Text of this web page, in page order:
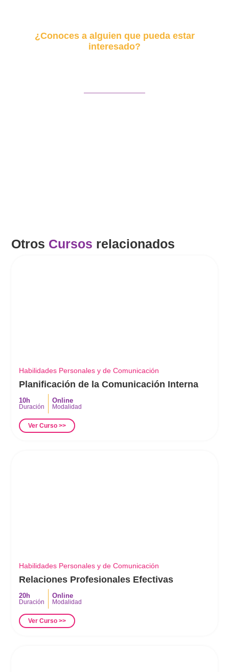
¿Conoces a alguien que pueda estar
interesado?
Otros Cursos relacionados
Habilidades Personales y de Comunicación
Planificación de la Comunicación Interna
10h
Duración
Online
Modalidad
Ver Curso >>
Habilidades Personales y de Comunicación
Relaciones Profesionales Efectivas
20h
Duración
Online
Modalidad
Ver Curso >>